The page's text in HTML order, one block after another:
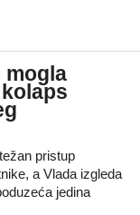
mogla
pristup
a Vlada izgleda
jedina